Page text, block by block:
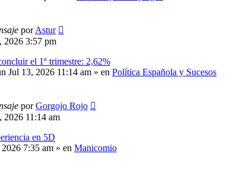
porAstur
2026 3:57 pm
el 1º trimestre: 2,62%
Jul 13, 2026 11:14 am » en Política Española y Sucesos
porGorgojo Rojo
2026 11:14 am
en 5D
2026 7:35 am » en Manicomio